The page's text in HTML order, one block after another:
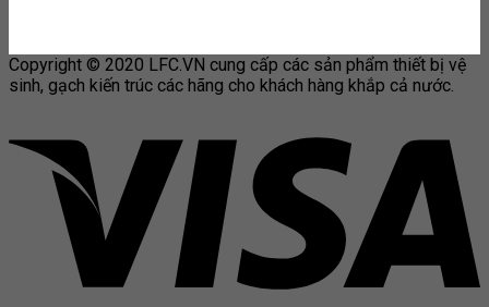
Copyright © 2020 LFC.VN cung cấp các sản phẩm thiết bị vệ
sinh, gạch kiến trúc các hãng cho khách hàng khắp cả nước.